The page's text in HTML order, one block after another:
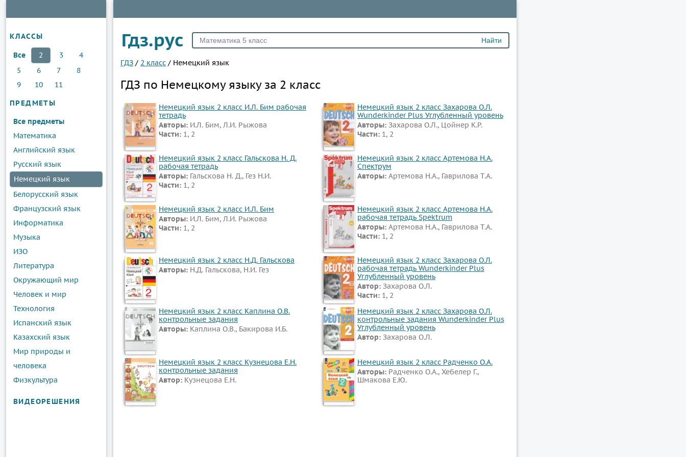
КЛАССЫ
Все 2 3
4
5
6 7
8
9
10
11
ПРЕДМЕТЫ
Все предметы
Математика
Английский язык
Русский язык
Немецкий язык
Белорусский язык
Французский язык
Информатика
Музыка
ИЗО
Литература
Окружающий мир
Человек и мир
Технология
Испанский язык
Казахский язык
Мир природы и
человека
Физкультура
ВИДЕОРЕШЕНИЯ
Гдз.рус
ГДЗ / 2 класс / Немецкий язык
ГДЗ по Немецкому языку за 2 класс
Немецкий язык 2 класс И.Л. Бим рабочая
тетрадь
Авторы: И.Л. Бим, Л.И. Рыжова
Части: 1, 2
Немецкий язык 2 класс Захарова О.Л.
Wunderkinder Plus Углубленный уровень
Авторы: Захарова О.Л., Цойнер К.Р.
Части: 1, 2
Немецкий язык 2 класс Гальскова Н. Д.
рабочая тетрадь
Авторы: Гальскова Н. Д., Гез Н.И.
Части: 1, 2
Немецкий язык 2 класс Артемова Н.А.
Спектрум
Авторы: Артемова Н.А., Гаврилова Т.А.
Немецкий язык 2 класс И.Л. Бим
Авторы: И.Л. Бим, Л.И. Рыжова
Части: 1, 2
Немецкий язык 2 класс Артемова Н.А.
рабочая тетрадь Spektrum
Авторы: Артемова Н.А., Гаврилова Т.А.
Части: 1, 2
Немецкий язык 2 класс Н.Д. Гальскова
Авторы: Н.Д. Гальскова, Н.И. Гез
Немецкий язык 2 класс Захарова О.Л.
рабочая тетрадь Wunderkinder Plus
Углубленный уровень
Автор: Захарова О.Л.
Части: 1, 2
Немецкий язык 2 класс Каплина О.В.
контрольные задания
Авторы: Каплина О.В., Бакирова И.Б.
Немецкий язык 2 класс Захарова О.Л.
контрольные задания Wunderkinder Plus
Углубленный уровень
Автор: Захарова О.Л.
Немецкий язык 2 класс Кузнецова Е.Н.
контрольные задания
Автор: Кузнецова Е.Н.
Немецкий язык 2 класс Радченко О.А.
Авторы: Радченко О.А., Хебелер Г.,
Шмакова Е.Ю.